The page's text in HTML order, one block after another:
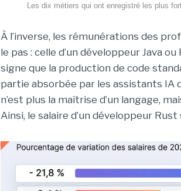
Les dix métiers qui ont enregistré les plus
À l’inverse, les rémunérations des
le pas : celle d’un développeur Java
signe que la production de code
partie absorbée par les assistants IA
n’est plus la maîtrise d’un langage,
Ainsi, le salaire d’un développeur